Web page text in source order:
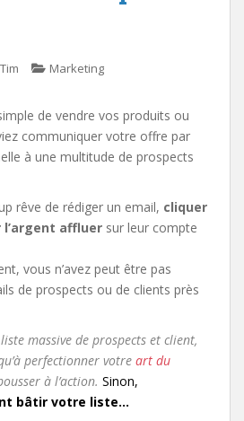
Tim Marketing
de vendre vos produits ou
communiquer votre offre par
à une multitude de prospects
rêve de rédiger un email, cliquer
affluer sur leur compte
vous n’avez peut être pas
de prospects ou de clients près
massive de prospects et client,
perfectionner votre art du
à l’action. Sinon,
bâtir votre liste…